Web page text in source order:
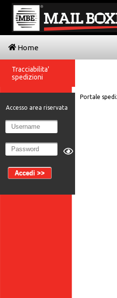
Home
Portale
Tracciabilita'
spedizioni
Accesso area riservata
Accedi >>